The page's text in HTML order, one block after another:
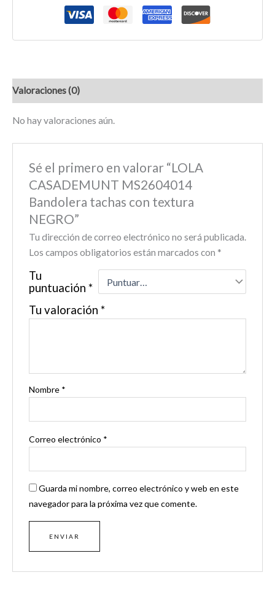
Valoraciones (0)
No hay valoraciones aún.
Sé el primero en valorar “LOLA
CASADEMUNT MS2604014
Bandolera tachas con textura
NEGRO”
Tu dirección de correo electrónico no será publicada.
Los campos obligatorios están marcados con *
Tu
puntuación *
Tu valoración *
Nombre *
Correo electrónico *
Guarda mi nombre, correo electrónico y web en este
navegador para la próxima vez que comente.